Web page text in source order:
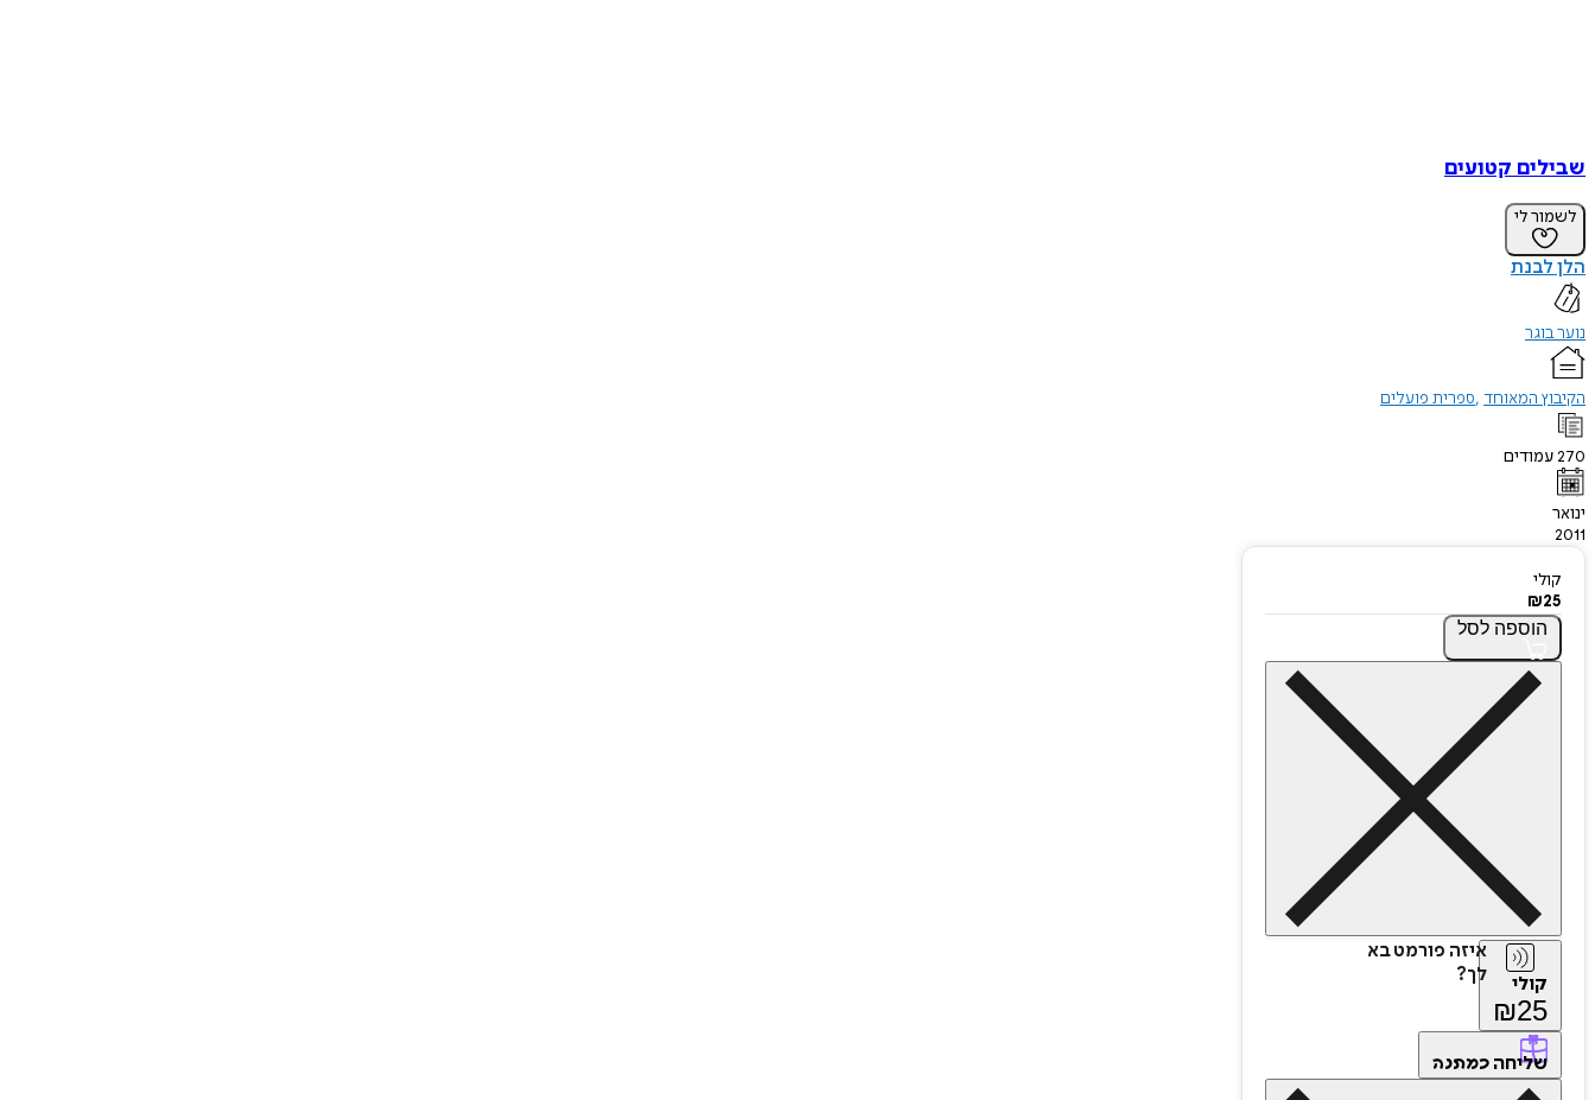
שבילים קטועים
לשמור לי
הלן לבנת
נוער בוגר
הקיבוץ המאוחד ספרית פועלים
270עמודים
ינואר
2011
קולי
₪25
הוספה לסל
איזה פורמט בא
לך?
קולי
₪25
שליחהכמתנה